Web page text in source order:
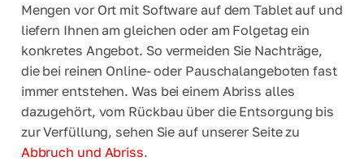
Mengen vor Ort mit Software auf dem Tablet auf und
liefern Ihnen am gleichen oder am Folgetag ein
konkretes Angebot. So vermeiden Sie Nachträge,
die bei reinen Online- oder Pauschalangeboten fast
immer entstehen. Was bei einem Abriss alles
dazugehört, vom Rückbau über die Entsorgung bis
zur Verfüllung, sehen Sie auf unserer Seite zu
Abbruch und Abriss.